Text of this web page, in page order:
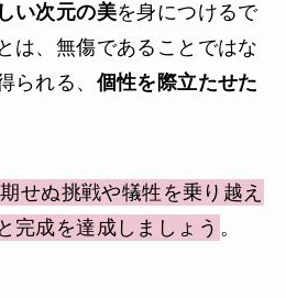
い次元の美を身につけるで
は、無傷であることではな
られる、 個性を際立たせた
せぬ挑戦や犠牲を乗り越え
完成を達成しましょう 。